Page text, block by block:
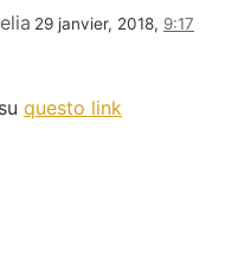
29 janvier, 2018, 9:17
questo link